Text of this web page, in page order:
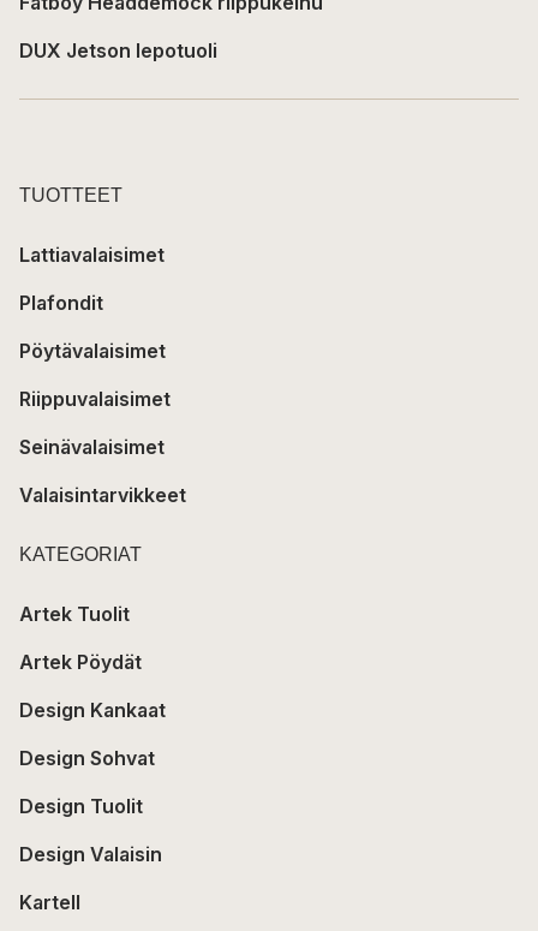
DUX Jetson lepotuoli
TUOTTEET
Lattiavalaisimet
Plafondit
Pöytävalaisimet
Riippuvalaisimet
Seinävalaisimet
Valaisintarvikkeet
KATEGORIAT
Artek Tuolit
Artek Pöydät
Design Kankaat
Design Sohvat
Design Tuolit
Design Valaisin
Kartell